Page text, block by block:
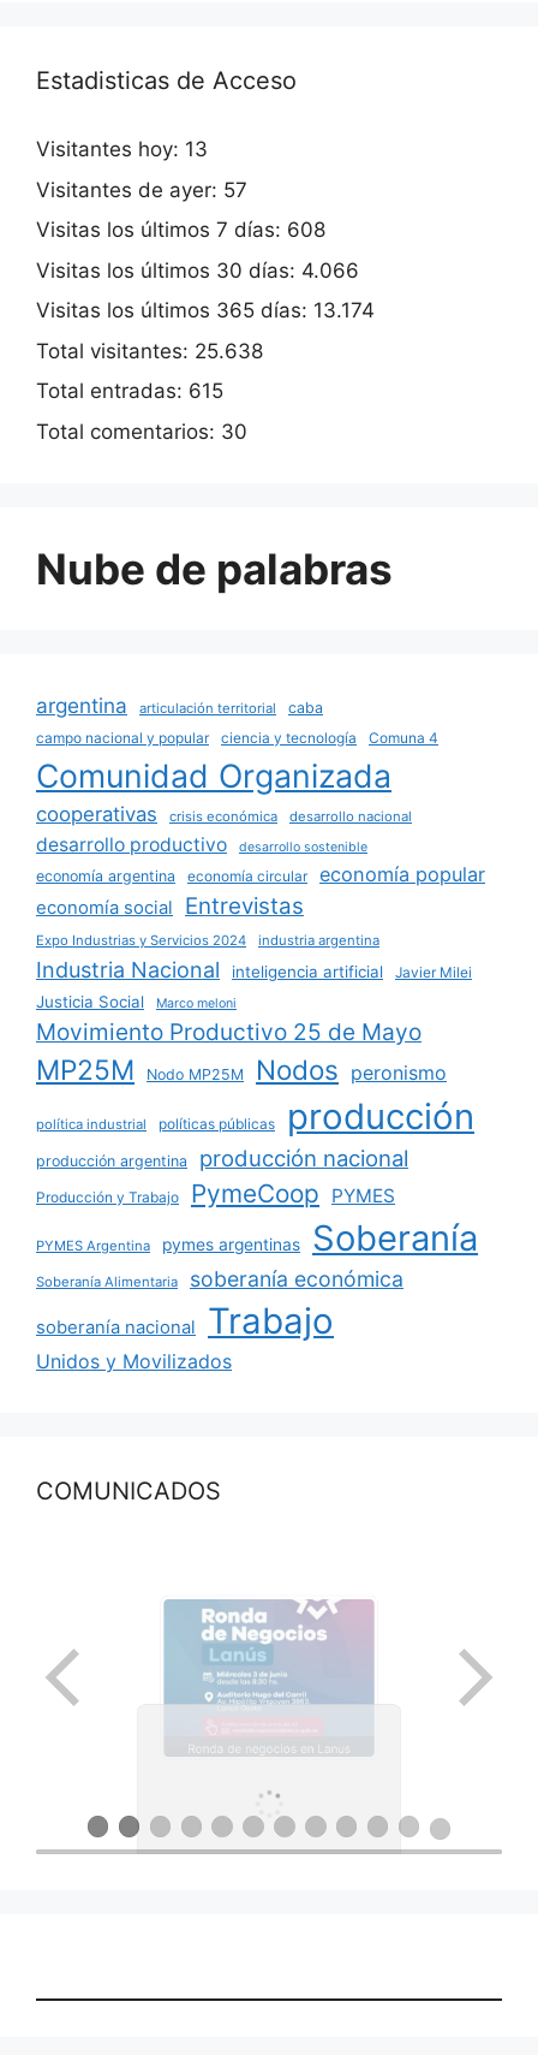
Estadisticas de Acceso
Visitantes hoy: 13
Visitantes de ayer: 57
Visitas los últimos 7 días: 608
Visitas los últimos 30 días: 4.066
Visitas los últimos 365 días: 13.174
Total visitantes: 25.638
Total entradas: 615
Total comentarios: 30
Nube de palabras
argentina articulación territorial
caba
campo nacional y popular
ciencia y tecnología Comuna 4
Comunidad Organizada
cooperativas crisis económica desarrollo nacional
desarrollo productivo desarrollo sostenible
economía argentina economía circular economía popular
economía social Entrevistas
Expo Industrias y Servicios 2024 industria argentina
Industria Nacional inteligencia artificial Javier Milei
Justicia Social Marco meloni
Movimiento Productivo 25 de Mayo
MP25M Nodo MP25M Nodos peronismo
política industrial políticas públicas producción
producción argentina producción nacional
Producción y Trabajo PymeCoop PYMES
PYMES Argentina pymes argentinas Soberanía
Soberanía Alimentaria soberanía económica
soberanía nacional Trabajo
Unidos y Movilizados
COMUNICADOS
Ronda de negocios en Lanus